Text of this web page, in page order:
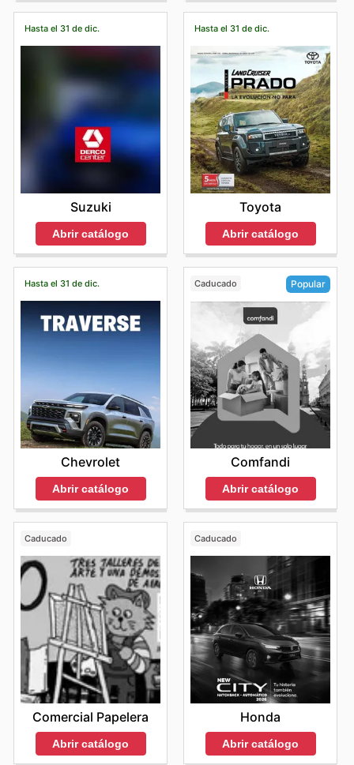
Hasta el 31 de dic.
Suzuki
Abrir catálogo
Hasta el 31 de dic.
Toyota
Abrir catálogo
Hasta el 31 de dic.
Chevrolet
Abrir catálogo
Caducado Popular
Comfandi
Abrir catálogo
Caducado
Comercial Papelera
Abrir catálogo
Caducado
Honda
Abrir catálogo